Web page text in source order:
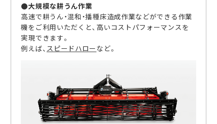
●大規模な耕うん作業
高速で耕うん・混和・播種床造成作業などができる作業
機をご利用いただくと、高いコストパフォーマンスを
実現できます。
例えば、 スピードハローなど。